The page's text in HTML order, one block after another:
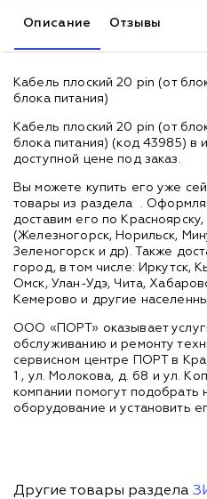
Описание Отзывы
Кабель плоский 20 pin (от
блока питания)
Кабель плоский 20 pin (от
блока питания) (код 43985) в
доступной цене под заказ.
Вы можете купить его уже
товары из раздела .
доставим его по
(Железногорск, Норильск,
Зеленогорск и др). Также
город, в том числе: Иркутск,
Омск, Улан-Удэ, Чита,
Кемерово и другие
ООО «ПОРТ» оказывает
обслуживанию и ремонту
сервисном центре ПОРТ в
1 , ул. Молокова, д. 68 и ул.
компании помогут подобрать
оборудование и установить
Другие товары раздела